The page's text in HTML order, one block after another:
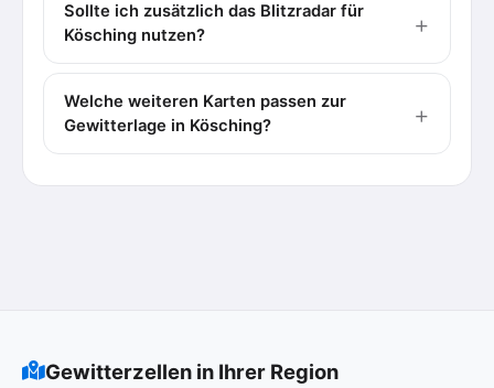
Sollte ich zusätzlich das Blitzradar für
Kösching nutzen?
Welche weiteren Karten passen zur
Gewitterlage in Kösching?
Gewitterzellen in Ihrer Region